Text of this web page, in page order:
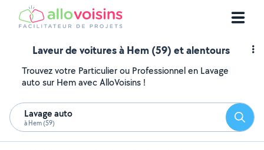
Laveur de voitures à Hem (59) et alentours
Trouvez votre Particulier ou Professionnel en Lavage
auto sur Hem avec AlloVoisins !
Lavage auto
à Hem (59)